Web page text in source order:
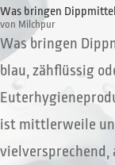
Was bringen
von Milchpur
Was bringen
blau, zähflüssig
ist mittlerweile
vielversprechend,